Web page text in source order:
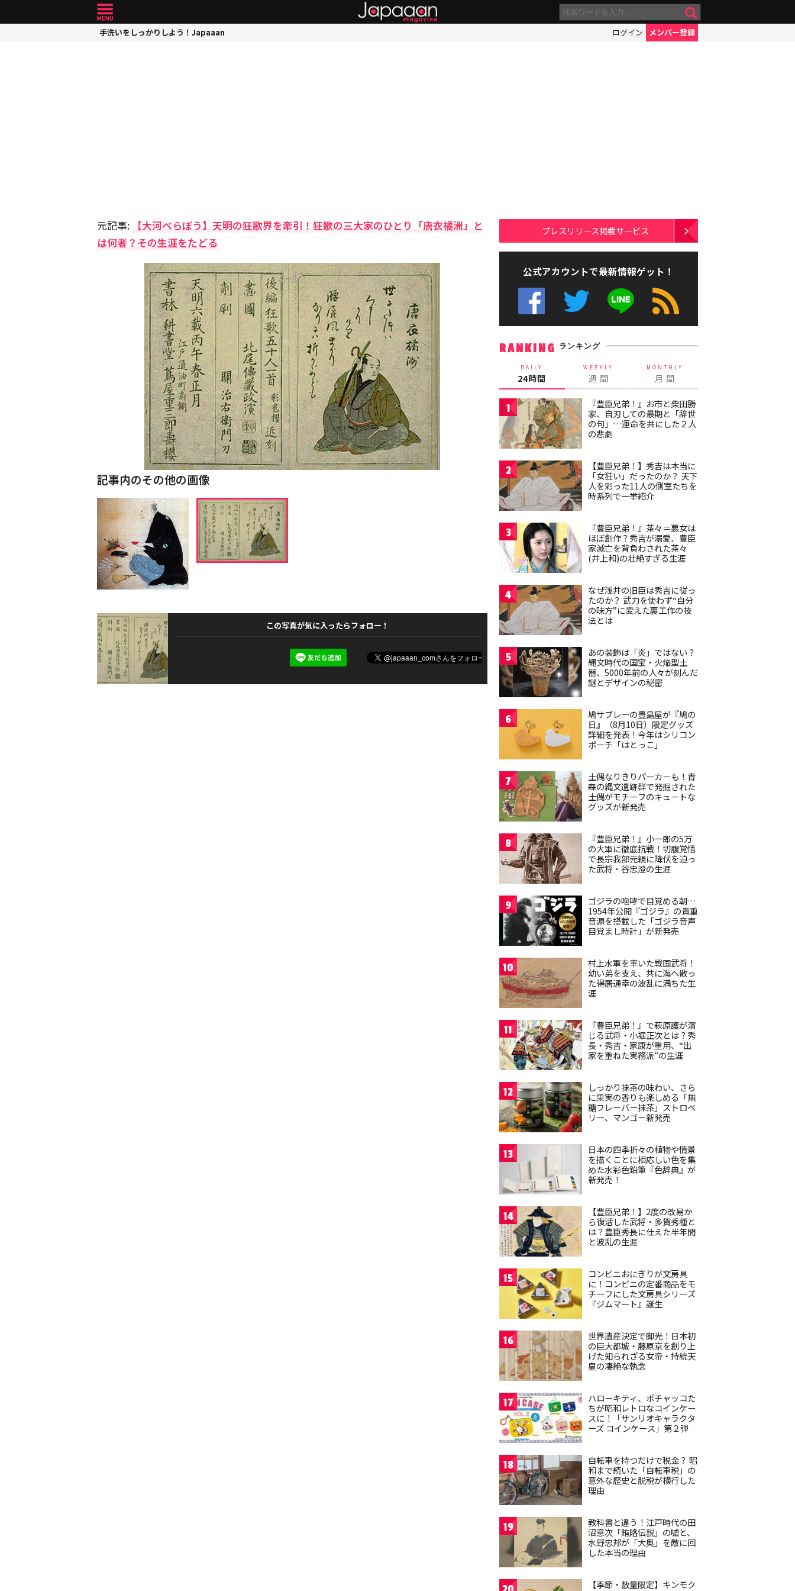
手洗いをしっかりしよう！Japaaan ログイン メンバー登録
元記事: 【大河べらぼう】天明の狂歌界を牽引！狂歌の三大家のひとり「唐衣橘洲」と
は何者？その生涯をたどる
記事内のその他の画像
この写真が気に入ったらフォロー！
プレスリリース掲載サービス
公式アカウントで最新情報ゲット！
RANKING ランキング
DAILY
24時間
WEEKLY
週 間
MONTHLY
月 間
1
『豊臣兄弟！』お市と柴田勝
家、自刃しての最期と「辞世
の句」…運命を共にした２人
の悲劇
2
【豊臣兄弟！】秀吉は本当に
「女狂い」だったのか？ 天下
人を彩った11人の側室たちを
時系列で一挙紹介
3
『豊臣兄弟！』茶々＝悪女は
ほぼ創作？秀吉が溺愛、豊臣
家滅亡を背負わされた茶々
(井上和)の壮絶すぎる生涯
4
なぜ浅井の旧臣は秀吉に従っ
たのか？ 武力を使わず“自分
の味方”に変えた裏工作の技
法とは
5
あの装飾は「炎」ではない？
縄文時代の国宝・火焔型土
器、5000年前の人々が刻んだ
謎とデザインの秘密
6
鳩サブレーの豊島屋が『鳩の
日』（8月10日）限定グッズ
詳細を発表！今年はシリコン
ポーチ「はとっこ」
7
土偶なりきりパーカーも！青
森の縄文遺跡群で発掘された
土偶がモチーフのキュートな
グッズが新発売
8
『豊臣兄弟！』小一郎の5万
の大軍に徹底抗戦！切腹覚悟
で長宗我部元親に降伏を迫っ
た武将・谷忠澄の生涯
9
ゴジラの咆哮で目覚める朝…
1954年公開『ゴジラ』の貴重
音源を搭載した「ゴジラ音声
目覚まし時計」が新発売
10
村上水軍を率いた戦国武将！
幼い弟を支え、共に海へ散っ
た得居通幸の波乱に満ちた生
涯
11
『豊臣兄弟！』で萩原護が演
じる武将・小堀正次とは？秀
長・秀吉・家康が重用、“出
家を重ねた実務派”の生涯
12
しっかり抹茶の味わい、さら
に果実の香りも楽しめる「無
糖フレーバー抹茶」ストロベ
リー、マンゴー新発売
13
日本の四季折々の植物や情景
を描くことに相応しい色を集
めた水彩色鉛筆『色辞典』が
新発売！
14
【豊臣兄弟！】2度の改易か
ら復活した武将・多賀秀種と
は？豊臣秀長に仕えた半年間
と波乱の生涯
15
コンビニおにぎりが文房具
に！コンビニの定番商品をモ
チーフにした文房具シリーズ
『ジムマート』誕生
16
世界遺産決定で脚光！日本初
の巨大都城・藤原京を創り上
げた知られざる女帝・持統天
皇の凄絶な執念
17
ハローキティ、ポチャッコた
ちが昭和レトロなコインケー
スに！「サンリオキャラクタ
ーズ コインケース」第２弾
18
自転車を持つだけで税金？ 昭
和まで続いた「自転車税」の
意外な歴史と脱税が横行した
理由
19
教科書と違う！江戸時代の田
沼意次「賄賂伝説」の嘘と、
水野忠邦が「大奥」を敵に回
した本当の理由
【季節・数量限定】キンモク